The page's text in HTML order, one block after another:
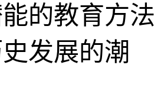
的教育方法
发展的潮